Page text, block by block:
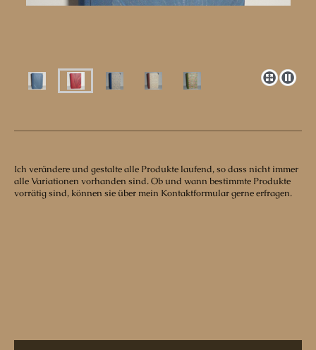
Ich verändere und gestalte alle Produkte laufend, so dass nicht immer
alle Variationen vorhanden sind. Ob und wann bestimmte Produkte
vorrätig sind, können sie über mein Kontaktformular gerne erfragen.